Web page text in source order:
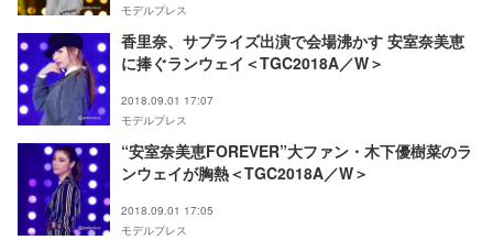
モデルプレス
香里奈、サプライズ出演で会場沸かす 安室奈美恵
に捧ぐランウェイ＜TGC2018A／W＞
2018.09.01 17:07
モデルプレス
“安室奈美恵FOREVER”大ファン・木下優樹菜のラ
ンウェイが胸熱＜TGC2018A／W＞
2018.09.01 17:05
モデルプレス